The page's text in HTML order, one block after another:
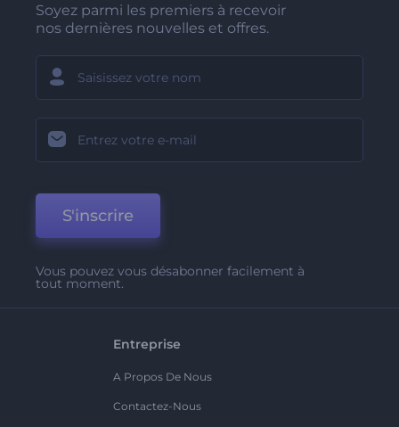
Soyez parmi les premiers à recevoir
nos dernières nouvelles et offres.
S'inscrire
Vous pouvez vous désabonner facilement à
tout moment.
Entreprise
A Propos De Nous
Contactez-Nous